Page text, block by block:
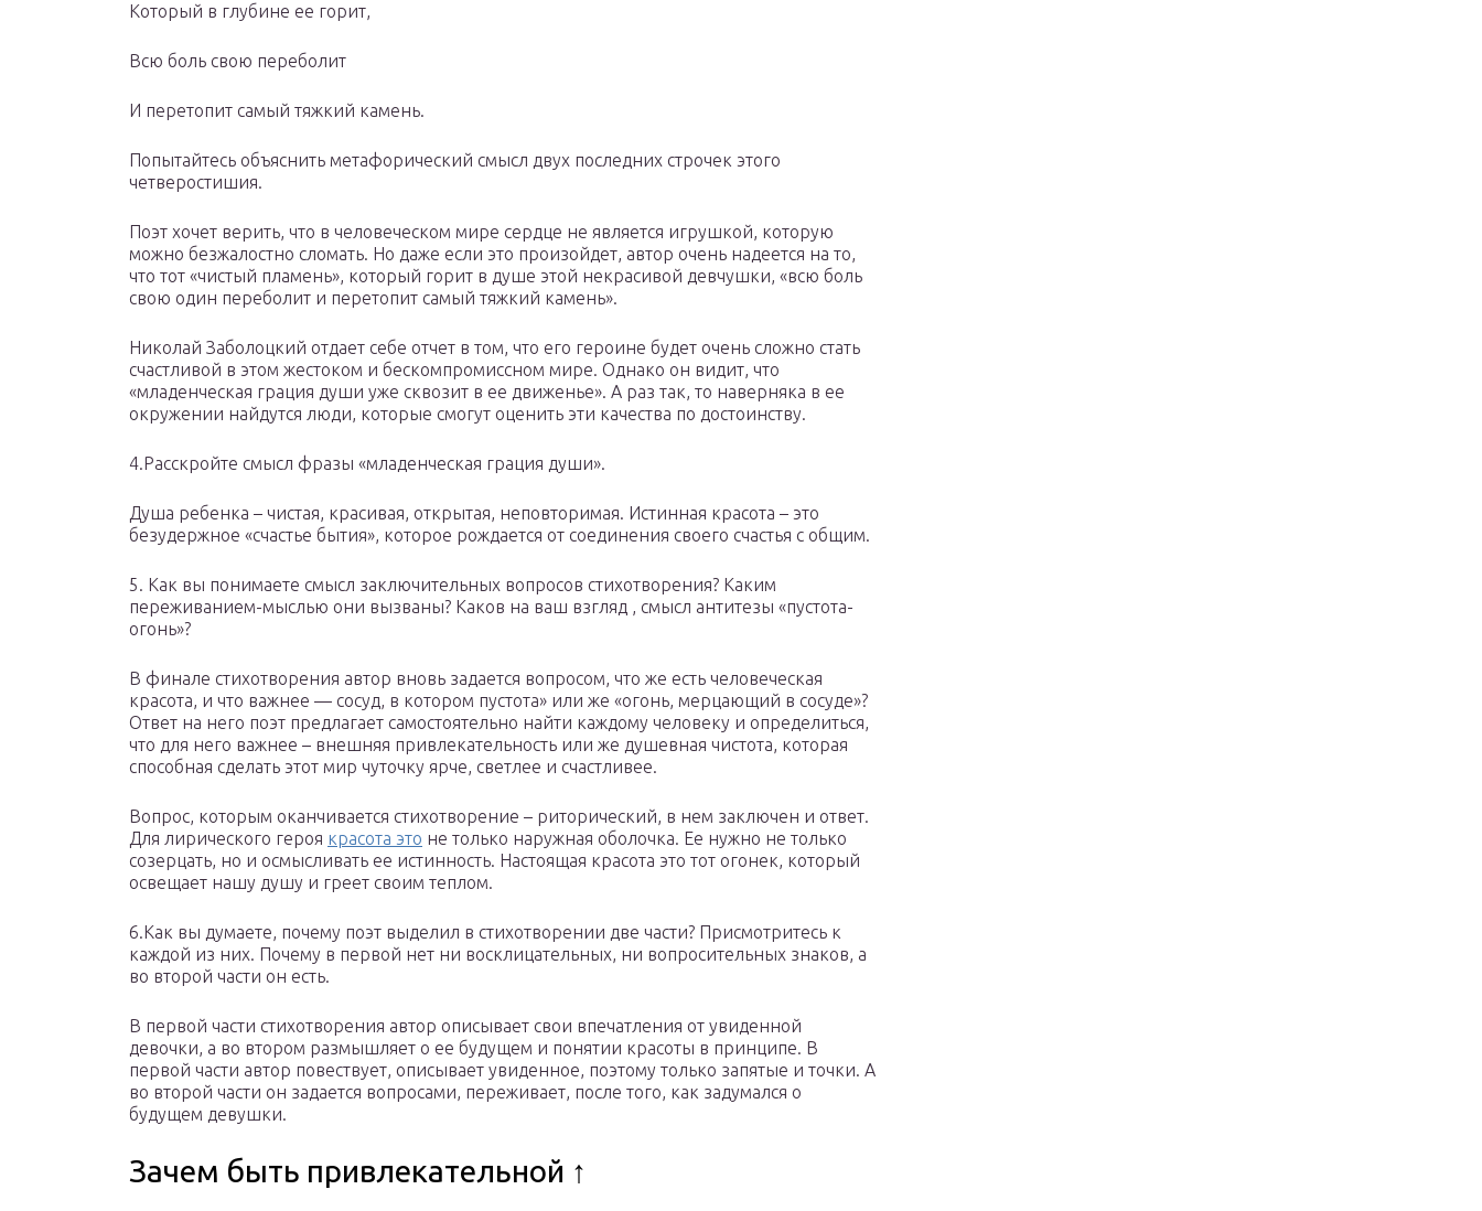
Который в глубине ее горит,
Всю боль свою переболит
И перетопит самый тяжкий камень.
Попытайтесь объяснить метафорический смысл двух последних строчек этого
четверостишия.
Поэт хочет верить, что в человеческом мире сердце не является игрушкой, которую
можно безжалостно сломать. Но даже если это произойдет, автор очень надеется на то,
что тот «чистый пламень», который горит в душе этой некрасивой девчушки, «всю боль
свою один переболит и перетопит самый тяжкий камень».
Николай Заболоцкий отдает себе отчет в том, что его героине будет очень сложно стать
счастливой в этом жестоком и бескомпромиссном мире. Однако он видит, что
«младенческая грация души уже сквозит в ее движенье». А раз так, то наверняка в ее
окружении найдутся люди, которые смогут оценить эти качества по достоинству.
4.Расскройте смысл фразы «младенческая грация души».
Душа ребенка – чистая, красивая, открытая, неповторимая. Истинная красота – это
безудержное «счастье бытия», которое рождается от соединения своего счастья с общим.
5. Как вы понимаете смысл заключительных вопросов стихотворения? Каким
переживанием-мыслью они вызваны? Каков на ваш взгляд , смысл антитезы «пустота-
огонь»?
В финале стихотворения автор вновь задается вопросом, что же есть человеческая
красота, и что важнее — сосуд, в котором пустота» или же «огонь, мерцающий в сосуде»?
Ответ на него поэт предлагает самостоятельно найти каждому человеку и определиться,
что для него важнее – внешняя привлекательность или же душевная чистота, которая
способная сделать этот мир чуточку ярче, светлее и счастливее.
Вопрос, которым оканчивается стихотворение – риторический, в нем заключен и ответ.
Для лирического героя красота это не только наружная оболочка. Ее нужно не только
созерцать, но и осмысливать ее истинность. Настоящая красота это тот огонек, который
освещает нашу душу и греет своим теплом.
6.Как вы думаете, почему поэт выделил в стихотворении две части? Присмотритесь к
каждой из них. Почему в первой нет ни восклицательных, ни вопросительных знаков, а
во второй части он есть.
В первой части стихотворения автор описывает свои впечатления от увиденной
девочки, а во втором размышляет о ее будущем и понятии красоты в принципе. В
первой части автор повествует, описывает увиденное, поэтому только запятые и точки. А
во второй части он задается вопросами, переживает, после того, как задумался о
будущем девушки.
Зачем быть привлекательной ↑